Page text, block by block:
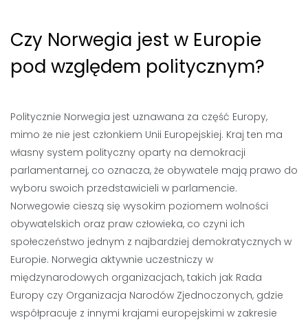
Czy Norwegia jest w Europie
pod względem politycznym?
Politycznie Norwegia jest uznawana za część Europy,
mimo że nie jest członkiem Unii Europejskiej. Kraj ten ma
własny system polityczny oparty na demokracji
parlamentarnej, co oznacza, że obywatele mają prawo do
wyboru swoich przedstawicieli w parlamencie.
Norwegowie cieszą się wysokim poziomem wolności
obywatelskich oraz praw człowieka, co czyni ich
społeczeństwo jednym z najbardziej demokratycznych w
Europie. Norwegia aktywnie uczestniczy w
międzynarodowych organizacjach, takich jak Rada
Europy czy Organizacja Narodów Zjednoczonych, gdzie
współpracuje z innymi krajami europejskimi w zakresie